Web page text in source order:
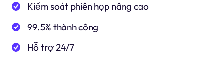
Kiểm soát phiên họp nâng cao
99.5% thành công
Hỗ trợ 24/7